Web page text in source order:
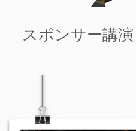
スポンサー講演